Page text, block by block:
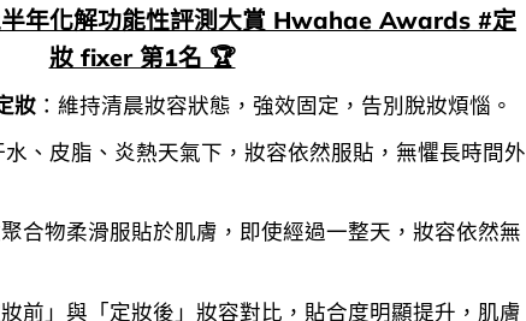
年化解功能性評測大賞 Hwahae Awards #定
妝 fixer 第1名 🏆
妝：維持清晨妝容狀態，強效固定，告別脫妝煩惱。
、皮脂、炎熱天氣下，妝容依然服貼，無懼長時間外
聚合物柔滑服貼於肌膚，即使經過一整天，妝容依然無
前」與「定妝後」妝容對比，貼合度明顯提升，肌膚